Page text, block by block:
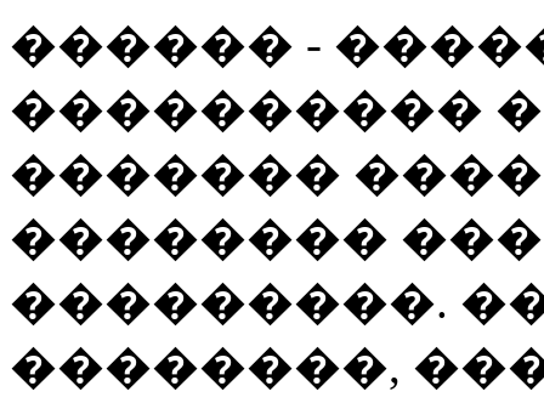
������ -
����������
�������
��������
���������.
��������,